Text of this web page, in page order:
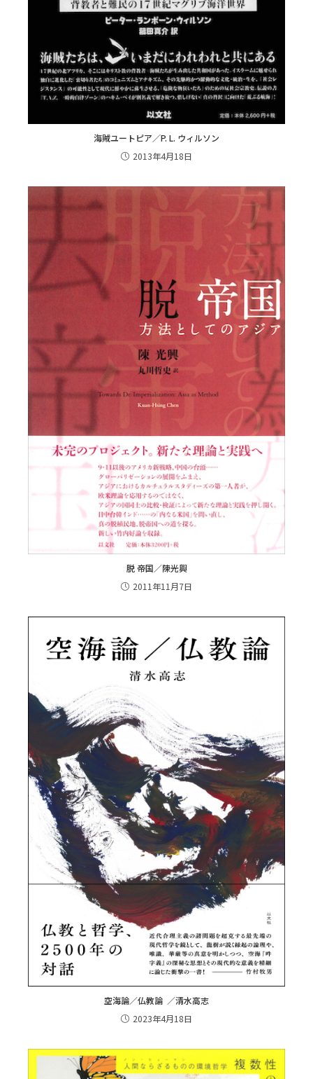
海賊ユートピア／P. L. ウィルソン
2013年4月18日
脱 帝国／陳光興
2011年11月7日
空海論／仏教論 ／清水高志
2023年4月18日